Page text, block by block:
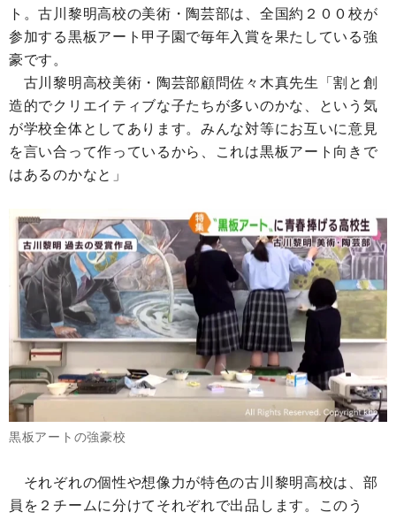
ト。古川黎明高校の美術・陶芸部は、全国約２００校が
参加する黒板アート甲子園で毎年入賞を果たしている強
豪です。
古川黎明高校美術・陶芸部顧問佐々木真先生「割と創
造的でクリエイティブな子たちが多いのかな、という気
が学校全体としてあります。みんな対等にお互いに意見
を言い合って作っているから、これは黒板アート向きで
はあるのかなと」
黒板アートの強豪校
それぞれの個性や想像力が特色の古川黎明高校は、部
員を２チームに分けてそれぞれで出品します。このう